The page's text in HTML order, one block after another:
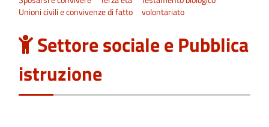
Unioni civili e convivenze di fatto
volontariato
Settore sociale e Pubblica
istruzione